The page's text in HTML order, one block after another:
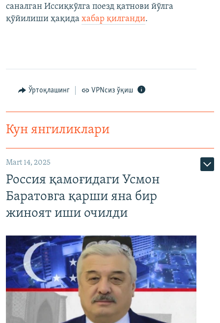
саналган Иссиқкўлга поезд қатнови йўлга
қўйилиши ҳақида хабар қилганди.
Ўртоқлашинг VPNсиз ўқиш
Кун янгиликлари
Mart 14, 2025
Россия қамоғидаги Усмон
Баратовга қарши яна бир
жиноят иши очилди